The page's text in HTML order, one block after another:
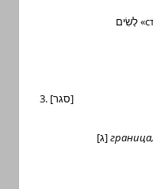
לָשִׂים
3. [סגר]
[ג]граница,